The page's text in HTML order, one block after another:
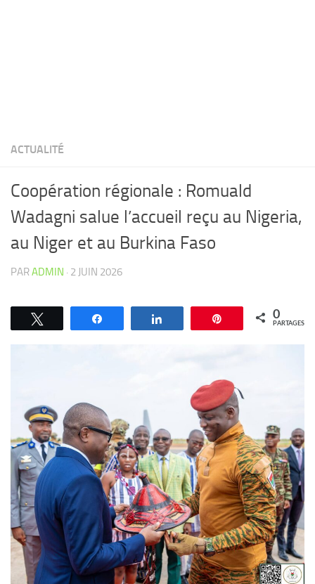
ACTUALITÉ
Coopération régionale : Romuald
Wadagni salue l’accueil reçu au Nigeria,
au Niger et au Burkina Faso
PARADMIN · 2 JUIN 2026
Épingle 0
PARTAGES